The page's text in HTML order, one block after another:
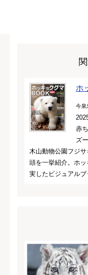
ホ
今泉
赤
ズ
木山動物公園フジ
頭を一挙紹介。ホ
実したビジュアルブ